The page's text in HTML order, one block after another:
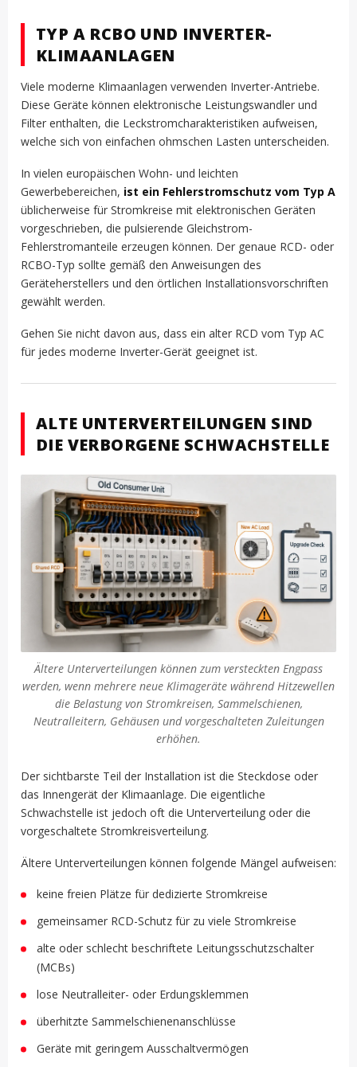
TYP A RCBO UND INVERTER-
KLIMAANLAGEN
Viele moderne Klimaanlagen verwenden Inverter-Antriebe.
Diese Geräte können elektronische Leistungswandler und
Filter enthalten, die Leckstromcharakteristiken aufweisen,
welche sich von einfachen ohmschen Lasten unterscheiden.
In vielen europäischen Wohn- und leichten
Gewerbebereichen, ist ein Fehlerstromschutz vom Typ A
üblicherweise für Stromkreise mit elektronischen Geräten
vorgeschrieben, die pulsierende Gleichstrom-
Fehlerstromanteile erzeugen können. Der genaue RCD- oder
RCBO-Typ sollte gemäß den Anweisungen des
Geräteherstellers und den örtlichen Installationsvorschriften
gewählt werden.
Gehen Sie nicht davon aus, dass ein alter RCD vom Typ AC
für jedes moderne Inverter-Gerät geeignet ist.
ALTE UNTERVERTEILUNGEN SIND
DIE VERBORGENE SCHWACHSTELLE
Ältere Unterverteilungen können zum versteckten Engpass
werden, wenn mehrere neue Klimageräte während Hitzewellen
die Belastung von Stromkreisen, Sammelschienen,
Neutralleitern, Gehäusen und vorgeschalteten Zuleitungen
erhöhen.
Der sichtbarste Teil der Installation ist die Steckdose oder
das Innengerät der Klimaanlage. Die eigentliche
Schwachstelle ist jedoch oft die Unterverteilung oder die
vorgeschaltete Stromkreisverteilung.
Ältere Unterverteilungen können folgende Mängel aufweisen:
keine freien Plätze für dedizierte Stromkreise
gemeinsamer RCD-Schutz für zu viele Stromkreise
alte oder schlecht beschriftete Leitungsschutzschalter
(MCBs)
lose Neutralleiter- oder Erdungsklemmen
überhitzte Sammelschienenanschlüsse
Geräte mit geringem Ausschaltvermögen